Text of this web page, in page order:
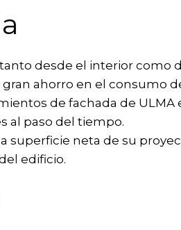
desde el interior
ahorro en el consumo
de fachada de
al paso del tiempo.
superficie neta de su
edificio.